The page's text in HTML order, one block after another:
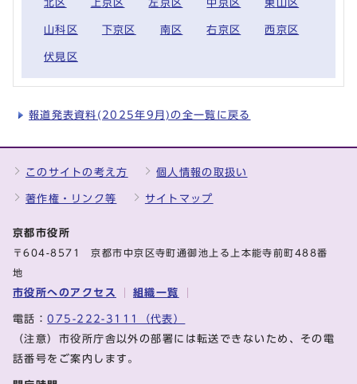
北区 上京区 左京区 中京区 東山区
山科区 下京区 南区 右京区 西京区
伏見区
報道発表資料(2025年9月)の全一覧に戻る
このサイトの考え方 個人情報の取扱い
著作権・リンク等 サイトマップ
京都市役所
〒604-8571 京都市中京区寺町通御池上る上本能寺前町488番
地
市役所へのアクセス 組織一覧
電話：075-222-3111（代表）
（注意）市役所庁舎以外の部署には転送できないため、その電
話番号をご案内します。